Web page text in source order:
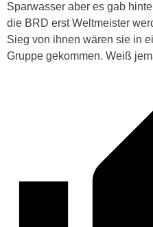
Sparwasser aber es gab
die BRD erst Weltmeister
Sieg von ihnen wären sie in
Gruppe gekommen. Weiß